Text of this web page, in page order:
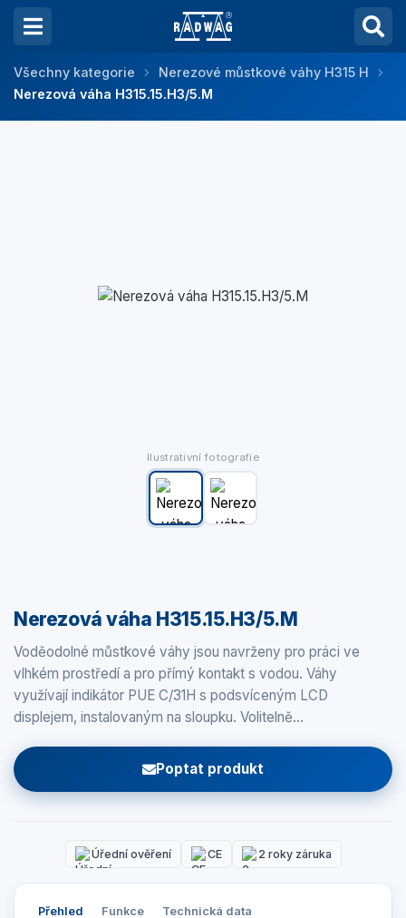
Všechny kategorie
Nerezové můstkové váhy H315 H
Nerezová váha H315.15.H3/5.M
Ilustrativní fotografie
Nerezová váha H315.15.H3/5.M
Voděodolné můstkové váhy jsou navrženy pro práci ve
vlhkém prostředí a pro přímý kontakt s vodou. Váhy
využívají indikátor PUE C/31H s podsvíceným LCD
displejem, instalovaným na sloupku. Volitelně…
Poptat produkt
Úřední ověření CE 2 roky záruka
Přehled Funkce Technická data